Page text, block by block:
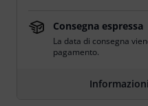
Consegna espressa
La data di consegna
pagamento.